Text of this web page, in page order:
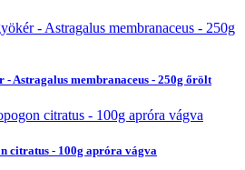
- Astragalus membranaceus - 250g őrölt
citratus - 100g apróra vágva